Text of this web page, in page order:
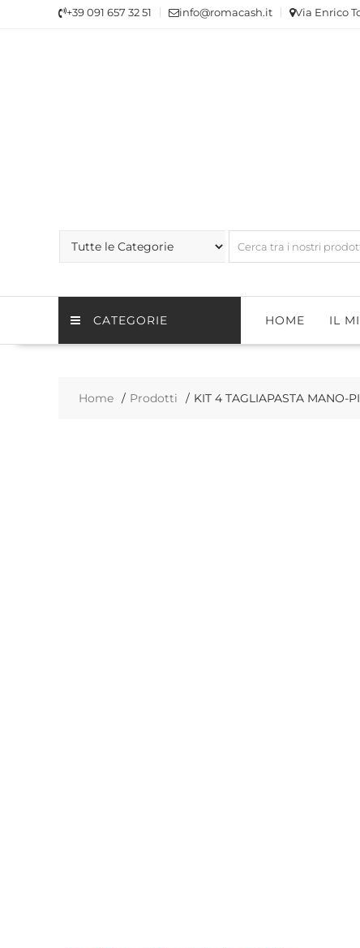
+39 091 657 32 51 info@romacash.it Via Enrico
CATEGORIE HOME IL
Home Prodotti KIT 4 TAGLIAPASTA MANO-